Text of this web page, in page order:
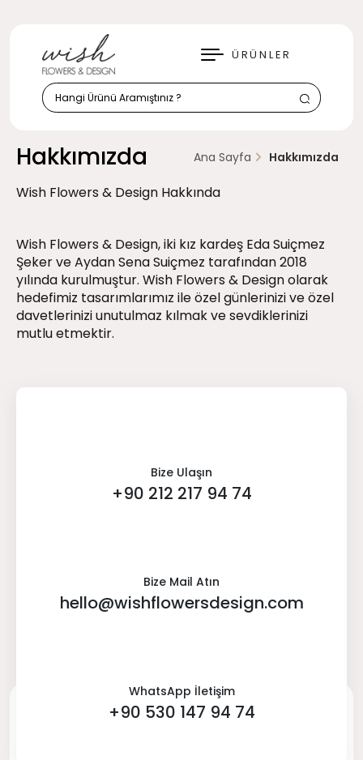
ÜRÜNLER
KAPAT
Hakkımızda Ana Sayfa Hakkımızda
Wish Flowers & Design Hakkında
Wish Flowers & Design, iki kız kardeş Eda Suiçmez
Şeker ve Aydan Sena Suiçmez tarafından 2018
yılında kurulmuştur. Wish Flowers & Design olarak
hedefimiz tasarımlarımız ile özel günlerinizi ve özel
davetlerinizi unutulmaz kılmak ve sevdiklerinizi
mutlu etmektir.
Bize Ulaşın
+90 212 217 94 74
Bize Mail Atın
hello@wishflowersdesign.com
WhatsApp İletişim
+90 530 147 94 74